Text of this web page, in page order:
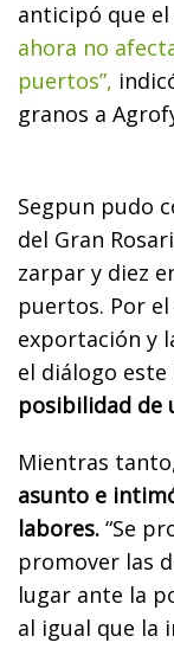
anticipó que
ahora no
puertos”,
granos a
Segpun pudo
del Gran
zarpar y diez
puertos. Por
exportación y
el diálogo este
posibilidad de
Mientras
asunto e
labores. “Se
promover las
lugar ante la
al igual que la